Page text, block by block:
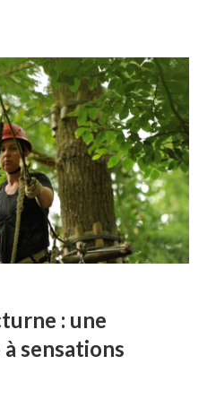
: une
sensations